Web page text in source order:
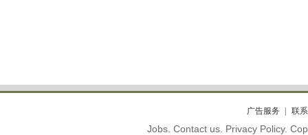
广告服务 联
Jobs. Contact us. Privacy Policy.